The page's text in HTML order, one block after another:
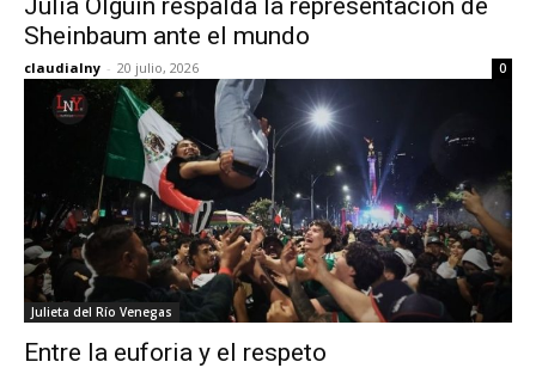
Julia Olguín respalda la representación de
Sheinbaum ante el mundo
claudialny - 20 julio, 2026 0
Julieta del Río Venegas
Entre la euforia y el respeto